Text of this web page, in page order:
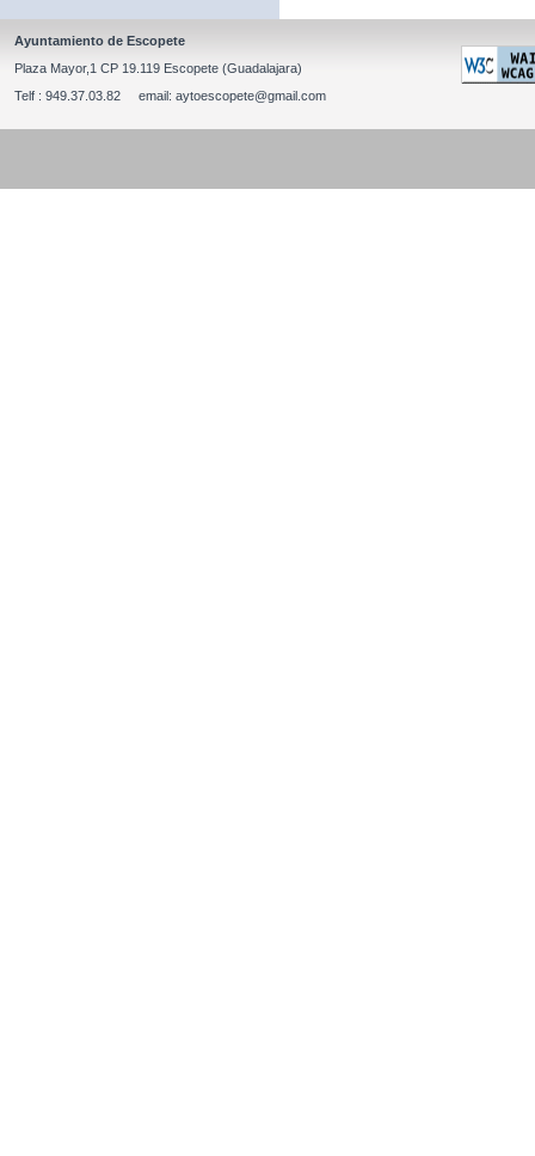
Ayuntamiento de Escopete
Plaza Mayor,1 CP 19.119 Escopete (Guadalajara)
Telf : 949.37.03.82 email: aytoescopete@gmail.com